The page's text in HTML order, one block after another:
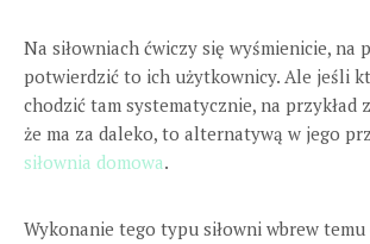
Na siłowniach ćwiczy się wyśmienicie, na
potwierdzić to ich użytkownicy. Ale jeśli
chodzić tam systematycznie, na przykład
że ma za daleko, to alternatywą w jego
siłownia domowa.
Wykonanie tego typu siłowni wbrew temu